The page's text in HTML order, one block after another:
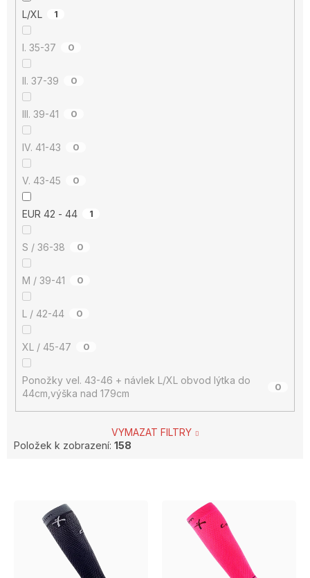
L/XL 1
I. 35-37 0
II. 37-39 0
III. 39-41 0
IV. 41-43 0
V. 43-45 0
EUR 42 - 44 1
S / 36-38 0
M / 39-41 0
L / 42-44 0
XL / 45-47 0
Ponožky vel. 43-46 + návlek L/XL obvod lýtka do
44cm,výška nad 179cm
0
VYMAZAT FILTRY
Položek k zobrazení: 158